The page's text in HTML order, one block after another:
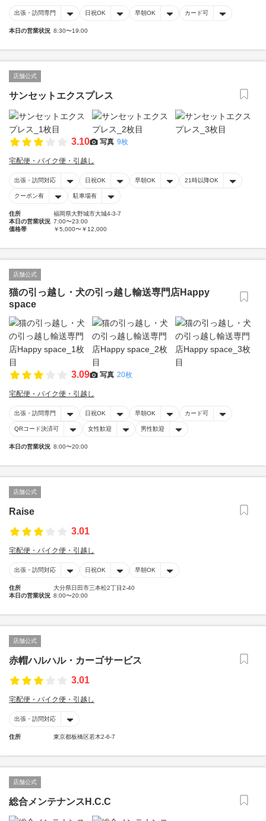
出張・訪問専門 日祝OK 早朝OK カード可
本日の営業状況 8:30〜19:00
店舗公式
サンセットエクスプレス
3.10 写真 9枚
宅配便・バイク便・引越し
出張・訪問対応 日祝OK 早朝OK 21時以降OK
クーポン有 駐車場有
住所
福岡県大野城市大城4-3-7
本日の営業状況 7:00〜23:00
価格帯
￥5,000〜￥12,000
店舗公式
猫の引っ越し・犬の引っ越し輸送専門店Happy
space
3.09 写真 20枚
宅配便・バイク便・引越し
出張・訪問専門 日祝OK 早朝OK カード可
QRコード決済可 女性歓迎 男性歓迎
本日の営業状況 8:00〜20:00
店舗公式
Raise
3.01
宅配便・バイク便・引越し
出張・訪問対応 日祝OK 早朝OK
住所
大分県日田市三本松2丁目2-40
本日の営業状況 8:00〜20:00
店舗公式
赤帽ハルハル・カーゴサービス
3.01
宅配便・バイク便・引越し
出張・訪問対応
住所 東京都板橋区若木2-6-7
店舗公式
総合メンテナンスH.C.C